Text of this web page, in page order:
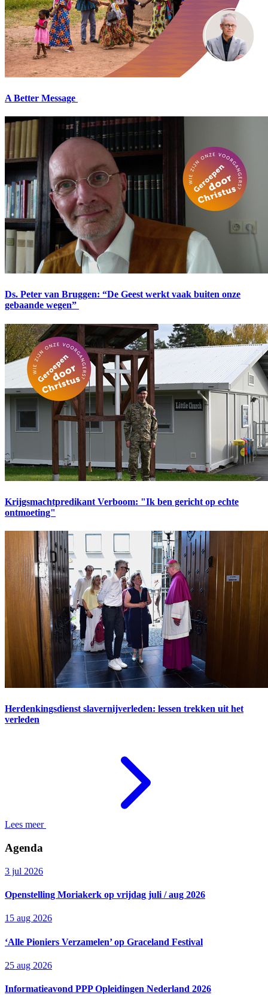
A Better Message
Ds. Peter van Bruggen: “De Geest werkt vaak buiten onze
gebaande wegen”
Krijgsmachtpredikant Verboom: "Ik ben gericht op echte
ontmoeting"
Herdenkingsdienst slavernijverleden: lessen trekken uit het
verleden
Lees meer
Agenda
3 jul 2026
Openstelling Moriakerk op vrijdag juli / aug 2026
15 aug 2026
‘Alle Pioniers Verzamelen’ op Graceland Festival
25 aug 2026
Informatieavond PPP Opleidingen Nederland 2026